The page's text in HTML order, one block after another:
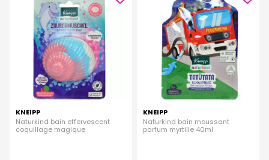
KNEIPP
Naturkind bain effervescent
coquillage magique
KNEIPP
Naturkind bain moussant
parfum myrtille 40ml